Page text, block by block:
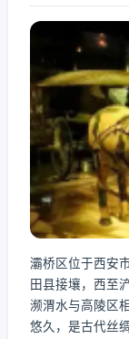
灞桥区位于西安
田县接壤，西至
濒渭水与高陵区
悠久，是古代丝